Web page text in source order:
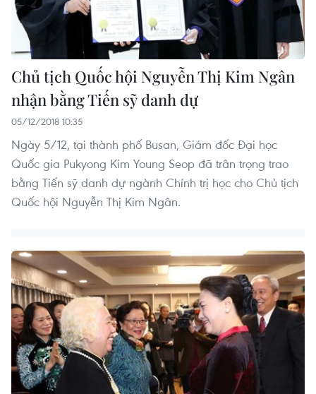
Chủ tịch Quốc hội Nguyễn Thị Kim Ngân
nhận bằng Tiến sỹ danh dự
05/12/2018 10:35
Ngày 5/12, tại thành phố Busan, Giám đốc Đại học
Quốc gia Pukyong Kim Young Seop đã trân trọng trao
bằng Tiến sỹ danh dự ngành Chính trị học cho Chủ tịch
Quốc hội Nguyễn Thị Kim Ngân.